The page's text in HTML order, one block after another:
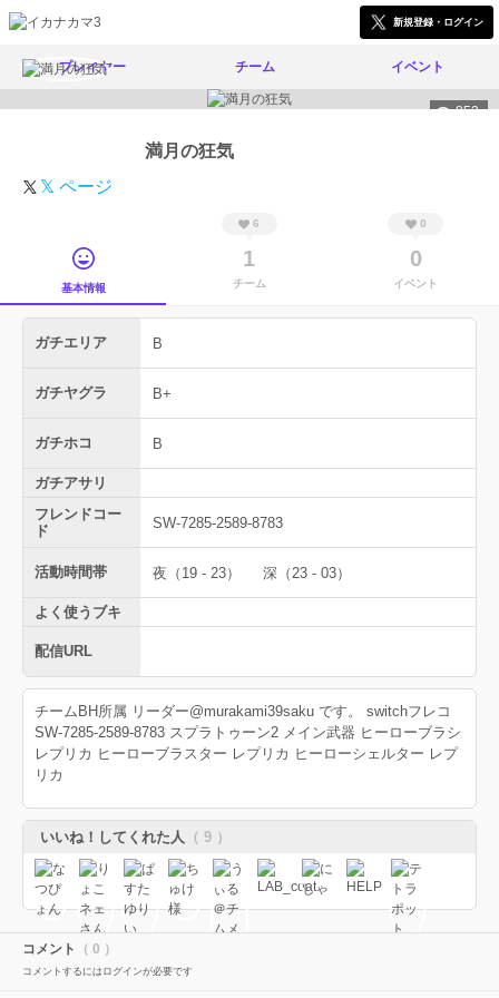
新規登録・ログイン
プレイヤー チーム イベント
852
満月の狂気
𝕏 ページ
基本情報
6
1
チーム
0
0
イベント
ガチエリア B
ガチヤグラ B+
ガチホコ B
ガチアサリ
フレンドコー
ド
SW-7285-2589-8783
活動時間帯 夜（19 - 23） 深（23 - 03）
よく使うブキ
配信URL
チームBH所属 リーダー@murakami39saku です。 switchフレコ
SW-7285-2589-8783 スプラトゥーン2 メイン武器 ヒーローブラシ
レプリカ ヒーローブラスター レプリカ ヒーローシェルター レプ
リカ
いいね！してくれた人 （ 9 ）
コメント （ 0 ）
コメントするにはログインが必要です